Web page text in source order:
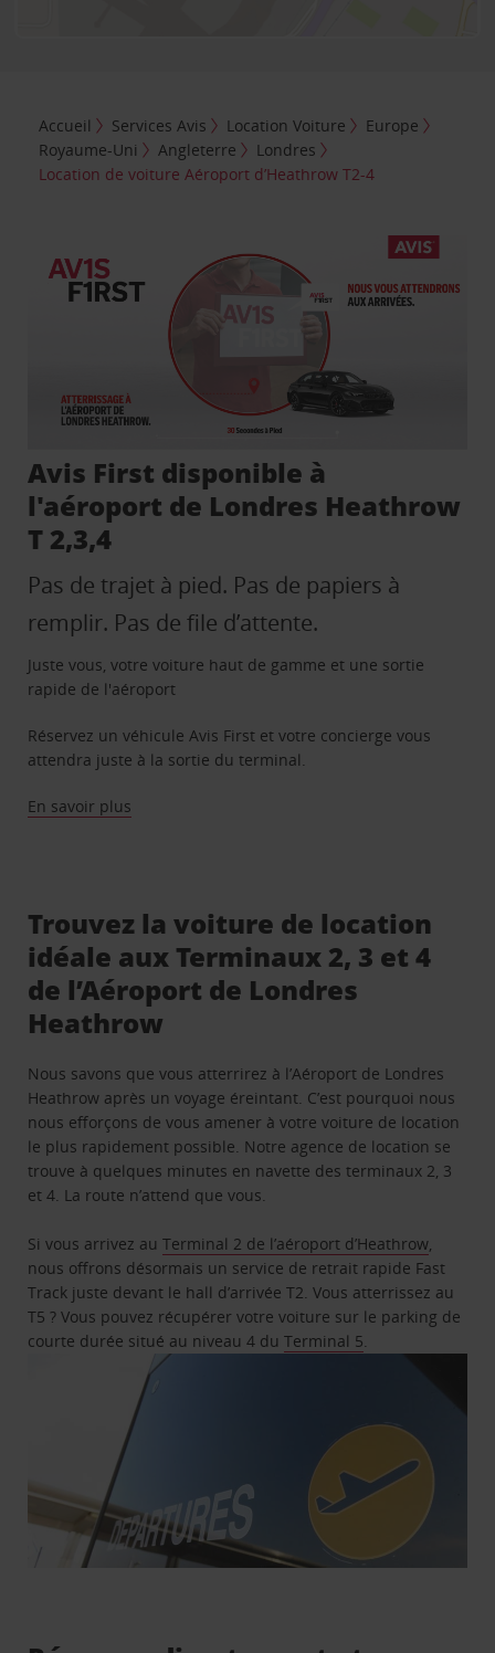
Accueil Services Avis Location Voiture
Europe
Royaume-Uni
Angleterre
Londres
Location de voiture Aéroport d’Heathrow T2-4
Avis First disponible à
l'aéroport de Londres Heathrow
T 2,3,4
Pas de trajet à pied. Pas de papiers à
remplir. Pas de file d’attente.
Juste vous, votre voiture haut de gamme et une sortie
rapide de l'aéroport
Réservez un véhicule Avis First et votre concierge vous
attendra juste à la sortie du terminal.
En savoir plus
Trouvez la voiture de location
idéale aux Terminaux 2, 3 et 4
de l’Aéroport de Londres
Heathrow
Nous savons que vous atterrirez à l’Aéroport de Londres
Heathrow après un voyage éreintant. C’est pourquoi nous
nous efforçons de vous amener à votre voiture de location
le plus rapidement possible. Notre agence de location se
trouve à quelques minutes en navette des terminaux 2, 3
et 4. La route n’attend que vous.
Si vous arrivez auTerminal 2 de l’aéroport d’Heathrow
nous offrons désormais un service de retrait rapide Fast
Track juste devant le hall d’arrivée T2. Vous atterrissez au
T5 ? Vous pouvez récupérer votre voiture sur le parking de
courte durée situé au niveau 4 duTerminal 5